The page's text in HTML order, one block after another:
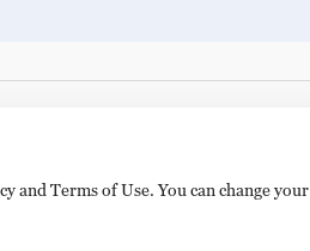
and Terms of Use. You can change your